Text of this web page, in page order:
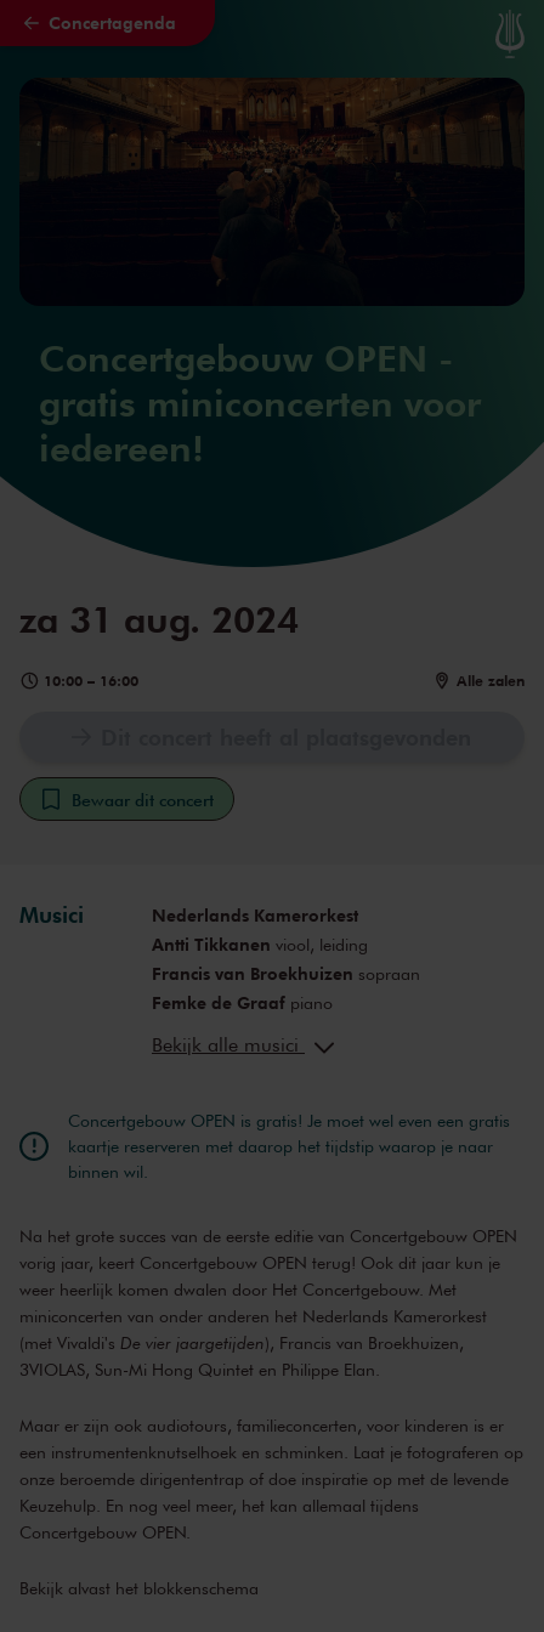
Naar hoofdcontent
Concertagenda
Concertgebouw OPEN -
gratis miniconcerten voor
iedereen!
za 31 aug. 2024
10:00 – 16:00 Alle zalen
Bewaar dit concert
Musici
Nederlands Kamerorkest
Antti Tikkanen viool, leiding
Francis van Broekhuizen sopraan
Femke de Graafpiano
Arturo den Hartog
Daan Boertienpiano
Reyer Zwartpiano, gitaar
Helena Basilovapiano
Sherry Dyanne zang
Sam Eggenhuizenzang
Ben van Daalpiano
Liam Nassereddinepiano
Amy Nassereddine saxofoon
Izaline Calister zang
Danny Rombout
Bekijk alle musici
Concertgebouw OPEN is gratis! Je moet wel even een gratis
kaartje reserveren met daarop het tijdstip waarop je naar
binnen wil.
Na het grote succes van de eerste editie van Concertgebouw OPEN
vorig jaar, keert Concertgebouw OPEN terug! Ook dit jaar kun je
weer heerlijk komen dwalen door Het Concertgebouw. Met
miniconcerten van onder anderen het Nederlands Kamerorkest
(met Vivaldi's De vier jaargetijden), Francis van Broekhuizen,
3VIOLAS, Sun-Mi Hong Quintet en Philippe Elan.
Maar er zijn ook audiotours, familieconcerten, voor kinderen is er
een instrumentenknutselhoek en schminken. Laat je fotograferen op
onze beroemde dirigententrap of doe inspiratie op met de levende
Keuzehulp. En nog veel meer, het kan allemaal tijdens
Concertgebouw OPEN.
Bekijk alvast het blokkenschema